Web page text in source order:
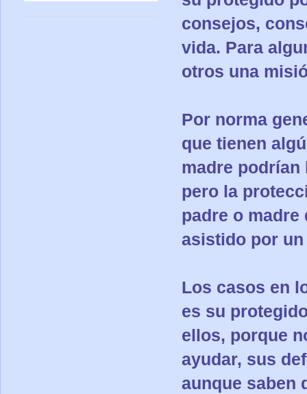
consejos,
vida. Para
otros una
Por norma
que tienen
madre
pero la
padre o madre
asistido por
Los casos en
es su
ellos, porque
ayudar, sus
aunque saben